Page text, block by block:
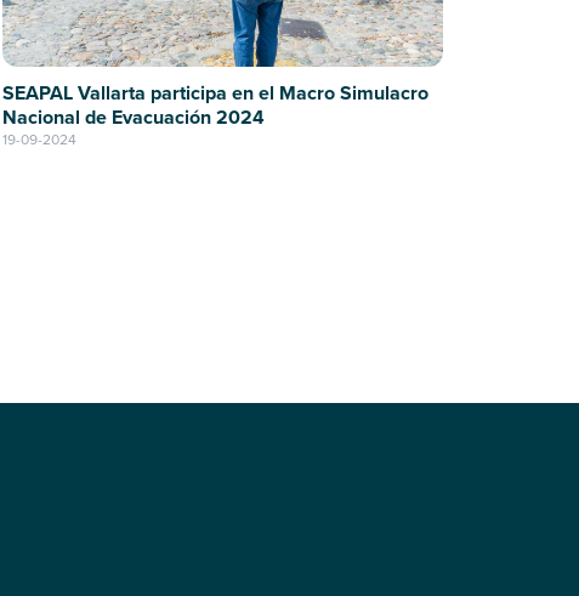
SEAPAL Vallarta participa en el Macro Simulacro
Nacional de Evacuación 2024
19-09-2024